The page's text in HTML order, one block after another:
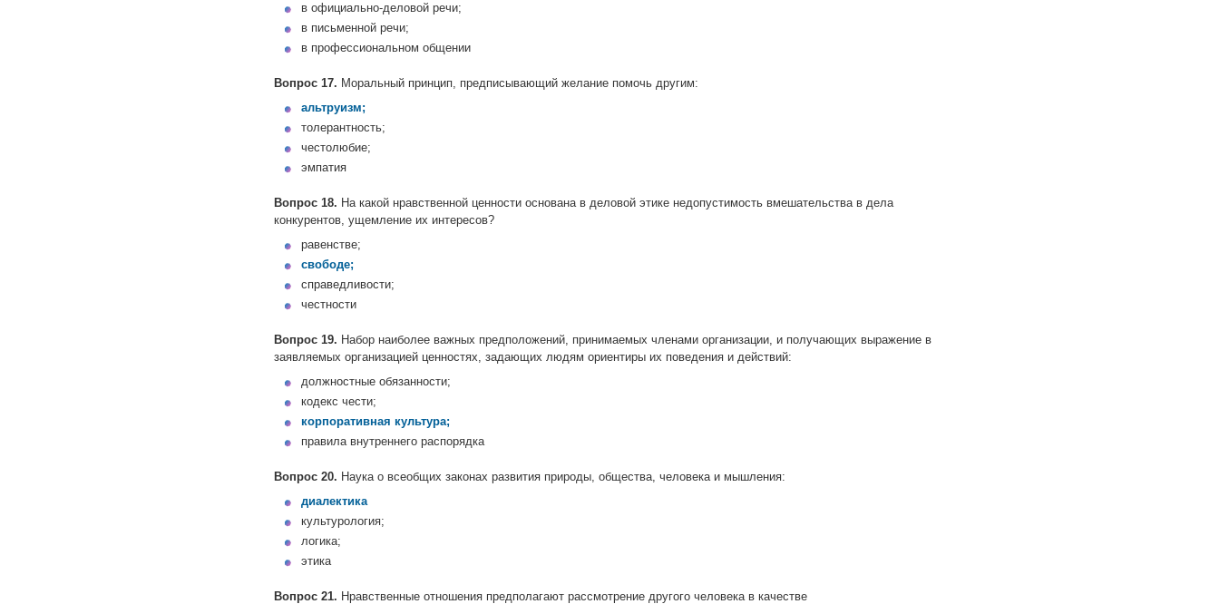
в официально-деловой речи;
в письменной речи;
в профессиональном общении
Вопрос 17. Моральный принцип, предписывающий желание помочь другим:
альтруизм;
толерантность;
честолюбие;
эмпатия
Вопрос 18. На какой нравственной ценности основана в деловой этике недопустимость вмешательства в дела
конкурентов, ущемление их интересов?
равенстве;
свободе;
справедливости;
честности
Вопрос 19. Набор наиболее важных предположений, принимаемых членами организации, и получающих выражение в
заявляемых организацией ценностях, задающих людям ориентиры их поведения и действий:
должностные обязанности;
кодекс чести;
корпоративная культура;
правила внутреннего распорядка
Вопрос 20. Наука о всеобщих законах развития природы, общества, человека и мышления:
диалектика
культурология;
логика;
этика
Вопрос 21. Нравственные отношения предполагают рассмотрение другого человека в качестве